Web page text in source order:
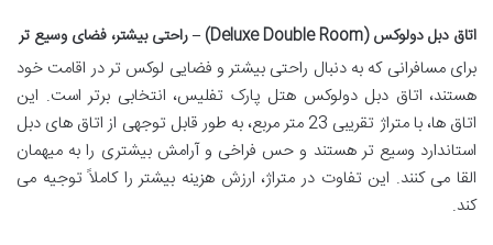
اتاق دبل دولوکس (Deluxe Double Room) – راحتی بیشتر، فضای وسیع تر
برای مسافرانی که به دنبال راحتی بیشتر و فضایی لوکس تر در اقامت خود
هستند، اتاق دبل دولوکس هتل پارک تفلیس، انتخابی برتر است. این
اتاق ها، با متراژ تقریبی 23 متر مربع، به طور قابل توجهی از اتاق های دبل
استاندارد وسیع تر هستند و حس فراخی و آرامش بیشتری را به میهمان
القا می کنند. این تفاوت در متراژ، ارزش هزینه بیشتر را کاملاً توجیه می
کند.